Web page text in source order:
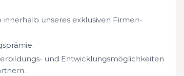
unseres exklusiven Firmen-
und Entwicklungsmöglichkeiten